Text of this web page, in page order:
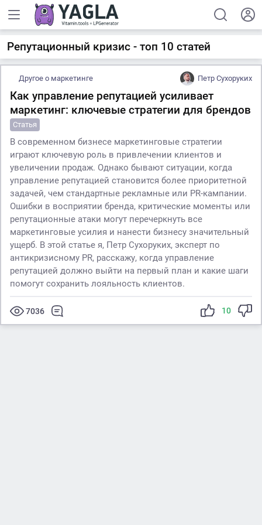
Репутационный кризис - топ 10 статей
Другое о маркетинге Петр Сухоруких
Как управление репутацией усиливает
маркетинг: ключевые стратегии для брендов
Статья
В современном бизнесе маркетинговые стратегии
играют ключевую роль в привлечении клиентов и
увеличении продаж. Однако бывают ситуации, когда
управление репутацией становится более приоритетной
задачей, чем стандартные рекламные или PR-кампании.
Ошибки в восприятии бренда, критические моменты или
репутационные атаки могут перечеркнуть все
маркетинговые усилия и нанести бизнесу значительный
ущерб. В этой статье я, Петр Сухоруких, эксперт по
антикризисному PR, расскажу, когда управление
репутацией должно выйти на первый план и какие шаги
помогут сохранить лояльность клиентов.
7036 10